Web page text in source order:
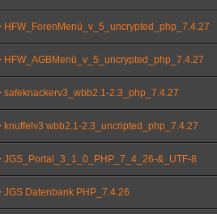
HFW_ForenMenü_v_5_uncrypted_php_7.4.27
HFW_AGBMenü_v_5_uncrypted_php_7.4.27
safeknackerv3_wbb2.1-2.3_php_7.4.27
knuffelv3 wbb2.1-2.3_uncripted_php_7.4.27
JGS_Portal_3_1_0_PHP_7_4_26-&_UTF-8
JGS Datenbank PHP_7.4.26